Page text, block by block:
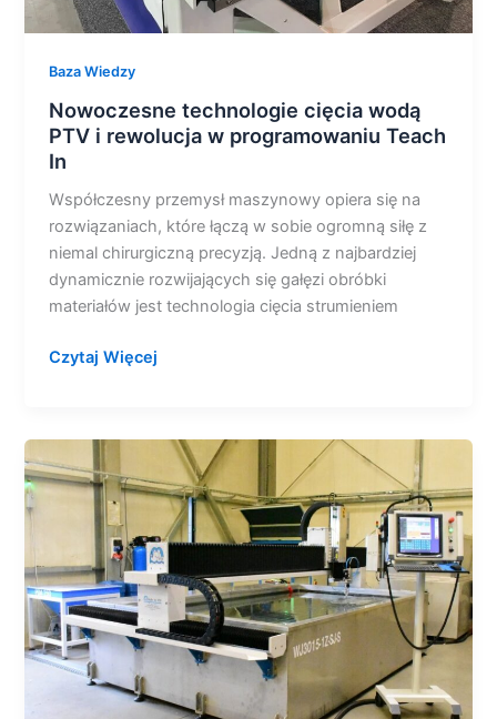
Baza Wiedzy
Nowoczesne technologie cięcia wodą
PTV i rewolucja w programowaniu Teach
In
Współczesny przemysł maszynowy opiera się na
rozwiązaniach, które łączą w sobie ogromną siłę z
niemal chirurgiczną precyzją. Jedną z najbardziej
dynamicznie rozwijających się gałęzi obróbki
materiałów jest technologia cięcia strumieniem
Czytaj Więcej
–
dekady
innowacji
w
technologii
cięcia
wodą